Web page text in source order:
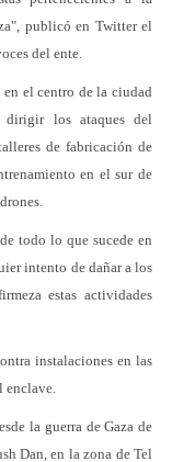
publicó en Twitter el
del ente.
en el centro de la ciudad
dirigir los ataques del
de fabricación de
en el sur de
todo lo que sucede en
intento de dañar a los
estas actividades
instalaciones en las
enclave.
la guerra de Gaza de
Dan, en la zona de Tel